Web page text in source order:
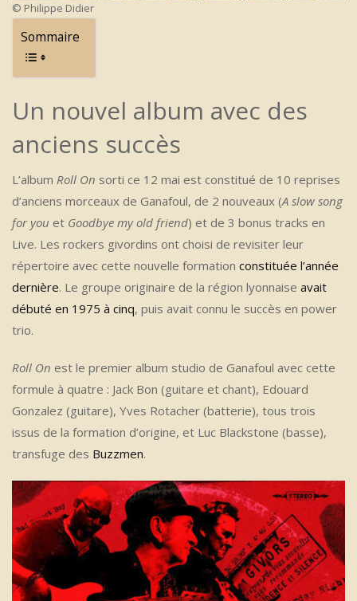
© Philippe Didier
Sommaire
Un nouvel album avec des
anciens succès
L’album Roll On sorti ce 12 mai est constitué de 10 reprises
d’anciens morceaux de Ganafoul, de 2 nouveaux (A slow song
for you et Goodbye my old friend) et de 3 bonus tracks en
Live. Les rockers givordins ont choisi de revisiter leur
répertoire avec cette nouvelle formation constituée l’année
dernière. Le groupe originaire de la région lyonnaise avait
débuté en 1975 à cinq, puis avait connu le succès en power
trio.
Roll On est le premier album studio de Ganafoul avec cette
formule à quatre : Jack Bon (guitare et chant), Edouard
Gonzalez (guitare), Yves Rotacher (batterie), tous trois
issus de la formation d’origine, et Luc Blackstone (basse),
transfuge des Buzzmen.